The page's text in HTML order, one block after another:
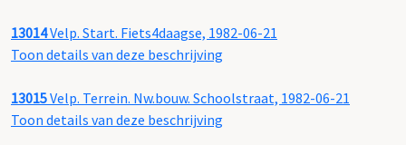
13014Velp. Start. Fiets4daagse, 1982-06-21
Toon details van deze beschrijving
13015Velp. Terrein. Nw.bouw. Schoolstraat, 1982-06-21
Toon details van deze beschrijving